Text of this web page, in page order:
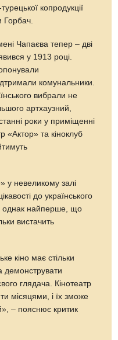
копродукції
Чапаєва тепер – дві
у 1913 році.
комунальники.
вибрали не
артхаузний,
роки у приміщенні
«Актор» та кіноклуб
у невеликому залі
до українського
однак найперше, що
вистачить
кіно має стільки
демонструвати
глядача. Кінотеатр
місяцями, і їх зможе
– пояснює критик